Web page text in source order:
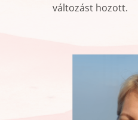
változást hozott.